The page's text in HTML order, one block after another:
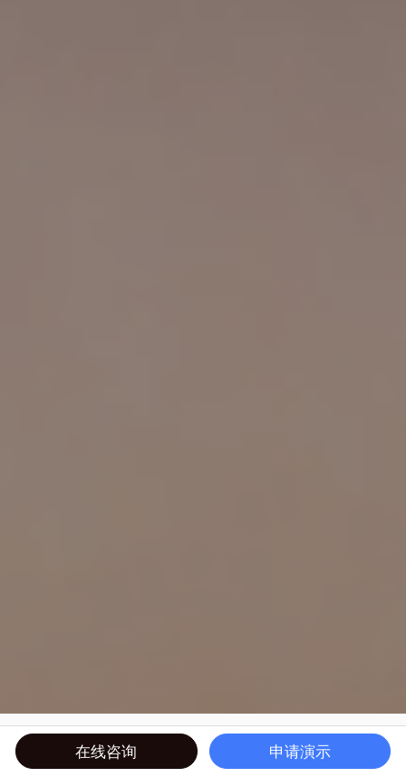
在线咨询 申请演示